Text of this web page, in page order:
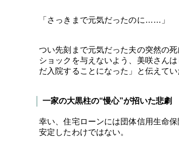
「さっきまで元気だったのに……」
つい先刻まで元気だった夫の突然の
ショックを与えないよう、美咲さん
だ入院することになった」と伝えてい
一家の大黒柱の“慢心”が招いた悲劇
幸い、住宅ローンには団体信用生命
安定したわけではない。